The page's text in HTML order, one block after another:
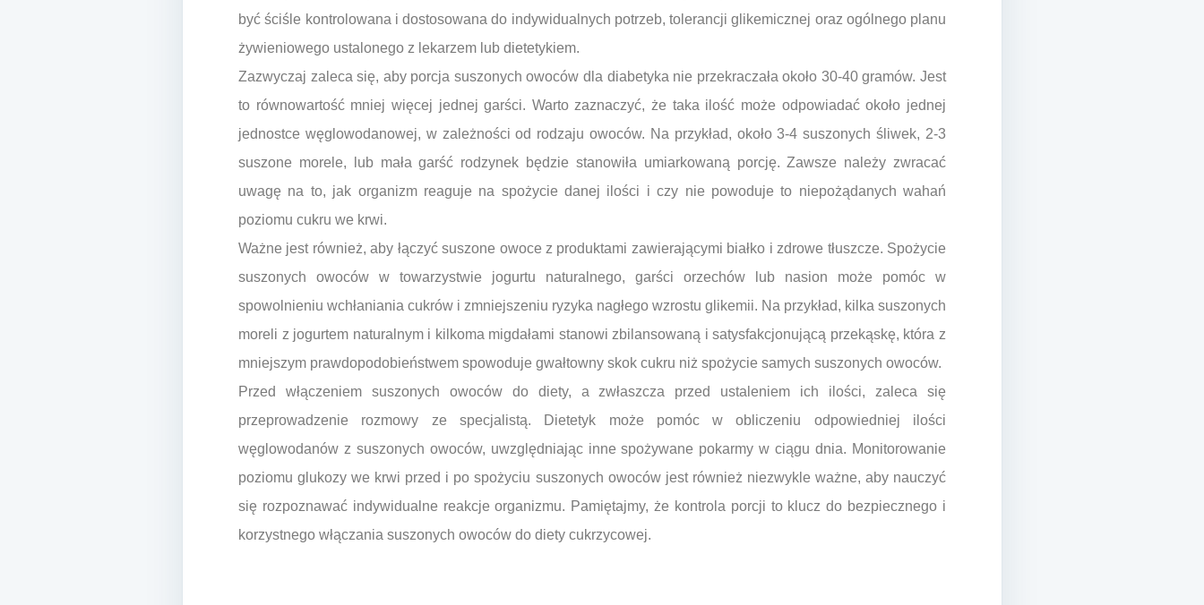
być ściśle kontrolowana i dostosowana do indywidualnych potrzeb, tolerancji glikemicznej oraz ogólnego planu
żywieniowego ustalonego z lekarzem lub dietetykiem.
Zazwyczaj zaleca się, aby porcja suszonych owoców dla diabetyka nie przekraczała około 30-40 gramów. Jest
to równowartość mniej więcej jednej garści. Warto zaznaczyć, że taka ilość może odpowiadać około jednej
jednostce węglowodanowej, w zależności od rodzaju owoców. Na przykład, około 3-4 suszonych śliwek, 2-3
suszone morele, lub mała garść rodzynek będzie stanowiła umiarkowaną porcję. Zawsze należy zwracać
uwagę na to, jak organizm reaguje na spożycie danej ilości i czy nie powoduje to niepożądanych wahań
poziomu cukru we krwi.
Ważne jest również, aby łączyć suszone owoce z produktami zawierającymi białko i zdrowe tłuszcze. Spożycie
suszonych owoców w towarzystwie jogurtu naturalnego, garści orzechów lub nasion może pomóc w
spowolnieniu wchłaniania cukrów i zmniejszeniu ryzyka nagłego wzrostu glikemii. Na przykład, kilka suszonych
moreli z jogurtem naturalnym i kilkoma migdałami stanowi zbilansowaną i satysfakcjonującą przekąskę, która z
mniejszym prawdopodobieństwem spowoduje gwałtowny skok cukru niż spożycie samych suszonych owoców.
Przed włączeniem suszonych owoców do diety, a zwłaszcza przed ustaleniem ich ilości, zaleca się
przeprowadzenie rozmowy ze specjalistą. Dietetyk może pomóc w obliczeniu odpowiedniej ilości
węglowodanów z suszonych owoców, uwzględniając inne spożywane pokarmy w ciągu dnia. Monitorowanie
poziomu glukozy we krwi przed i po spożyciu suszonych owoców jest również niezwykle ważne, aby nauczyć
się rozpoznawać indywidualne reakcje organizmu. Pamiętajmy, że kontrola porcji to klucz do bezpiecznego i
korzystnego włączania suszonych owoców do diety cukrzycowej.